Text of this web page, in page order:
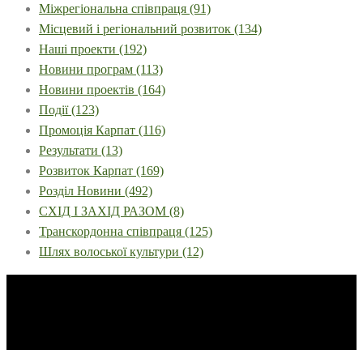
Міжрегіональна співпраця (91)
Місцевий і регіональний розвиток (134)
Наші проекти (192)
Новини програм (113)
Новини проектів (164)
Події(123)
Промоція Карпат (116)
Результати (13)
Розвиток Карпат (169)
Розділ Новини (492)
СХІД І ЗАХІД РАЗОМ (8)
Транскордонна співпраця (125)
Шлях волоської культури (12)